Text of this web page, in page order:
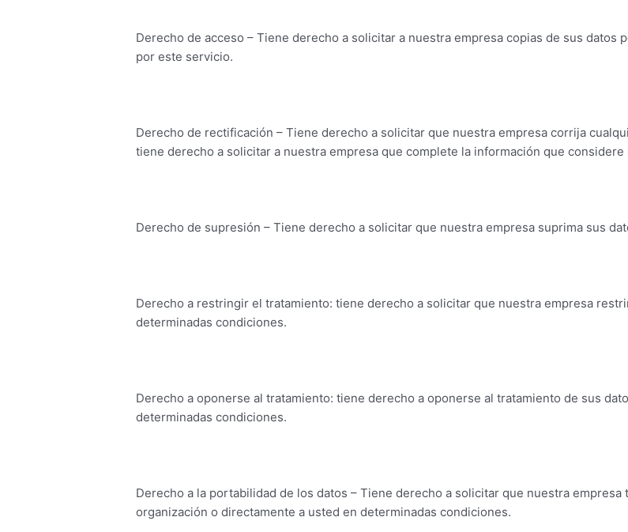
Derecho de acceso – Tiene derecho a solicitar a nuestra empresa copias de sus datos
por este servicio.
Derecho de rectificación – Tiene derecho a solicitar que nuestra empresa corrija
tiene derecho a solicitar a nuestra empresa que complete la información que considere
Derecho de supresión – Tiene derecho a solicitar que nuestra empresa suprima sus
Derecho a restringir el tratamiento: tiene derecho a solicitar que nuestra empresa
determinadas condiciones.
Derecho a oponerse al tratamiento: tiene derecho a oponerse al tratamiento de sus
determinadas condiciones.
Derecho a la portabilidad de los datos – Tiene derecho a solicitar que nuestra
organización o directamente a usted en determinadas condiciones.